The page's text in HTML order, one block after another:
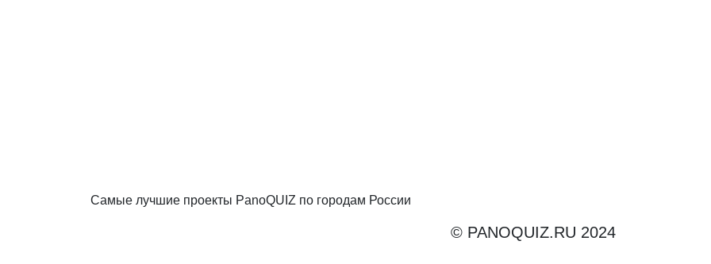
Самые лучшие проекты PanoQUIZ по городам России
© PANOQUIZ.RU 2024